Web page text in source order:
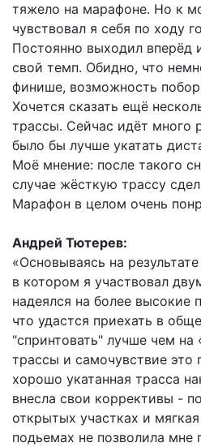
тяжело на марафоне. Но к
чувствовал я себя по ходу
Постоянно выходил вперёд
свой темп. Обидно, что
финише, возможность
Хочется сказать ещё
трассы. Сейчас идёт много
было бы лучше укатать
Моё мнение: после такого
случае жёсткую трассу
Марафон в целом очень
Андрей Тютерев:
«Основываясь на
в котором я участвовал
надеялся на более высокие
что удастся приехать в
"спринтовать" лучше чем на
трассы и самочувствие это
хорошо укатанная трасса
внесла свои коррективы -
открытых участках и
подьемах не позволила мне